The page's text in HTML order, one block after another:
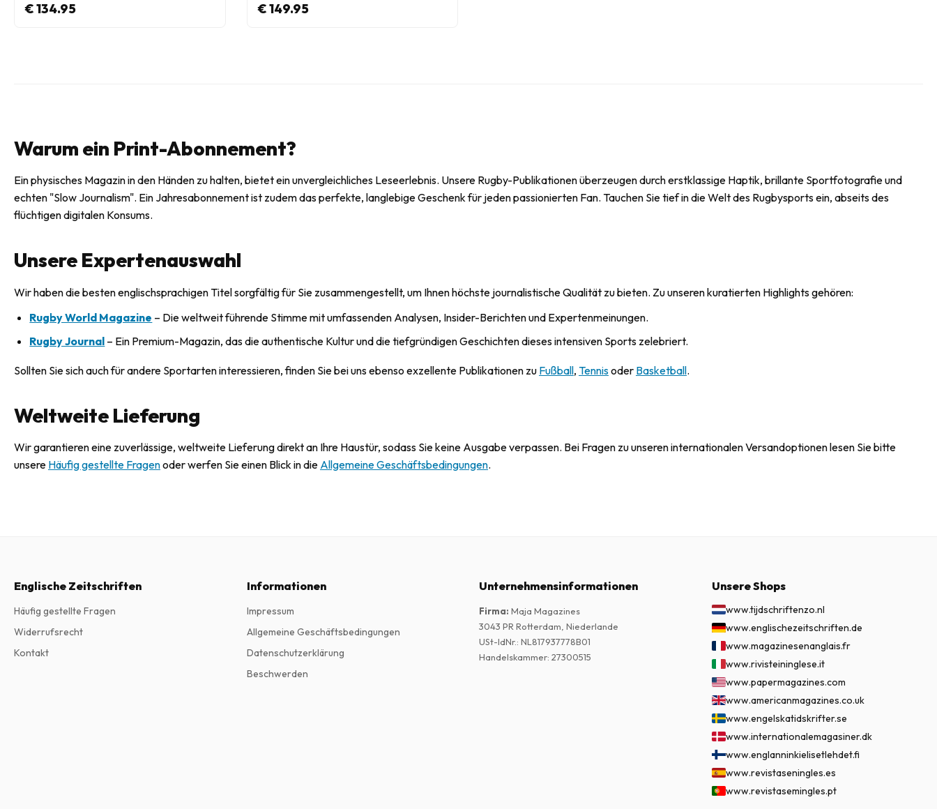
€ 134.95 € 149.95
Warum ein Print-Abonnement?
Ein physisches Magazin in den Händen zu halten, bietet ein unvergleichliches Leseerlebnis. Unsere Rugby-Publikationen überzeugen durch erstklassige Haptik, brillante Sportfotografie und
echten "Slow Journalism". Ein Jahresabonnement ist zudem das perfekte, langlebige Geschenk für jeden passionierten Fan. Tauchen Sie tief in die Welt des Rugbysports ein, abseits des
flüchtigen digitalen Konsums.
Unsere Expertenauswahl
Wir haben die besten englischsprachigen Titel sorgfältig für Sie zusammengestellt, um Ihnen höchste journalistische Qualität zu bieten. Zu unseren kuratierten Highlights gehören:
Rugby World Magazine – Die weltweit führende Stimme mit umfassenden Analysen, Insider-Berichten und Expertenmeinungen.
Rugby Journal – Ein Premium-Magazin, das die authentische Kultur und die tiefgründigen Geschichten dieses intensiven Sports zelebriert.
Sollten Sie sich auch für andere Sportarten interessieren, finden Sie bei uns ebenso exzellente Publikationen zu Fußball, Tennisoder Basketball.
Weltweite Lieferung
Wir garantieren eine zuverlässige, weltweite Lieferung direkt an Ihre Haustür, sodass Sie keine Ausgabe verpassen. Bei Fragen zu unseren internationalen Versandoptionen lesen Sie bitte
unsere Häufig gestellte Fragenoder werfen Sie einen Blick in die Allgemeine Geschäftsbedingungen.
Englische Zeitschriften
Häufig gestellte Fragen
Widerrufsrecht
Kontakt
Informationen
Impressum
Allgemeine Geschäftsbedingungen
Datenschutzerklärung
Beschwerden
Unternehmensinformationen
Firma: Maja Magazines
3043 PR Rotterdam, Niederlande
USt-IdNr.: NL817937778B01
Handelskammer: 27300515
Unsere Shops
www.tijdschriftenzo.nl
www.englischezeitschriften.de
www.magazinesenanglais.fr
www.rivisteininglese.it
www.papermagazines.com
www.americanmagazines.co.uk
www.engelskatidskrifter.se
www.internationalemagasiner.dk
www.englanninkielisetlehdet.fi
www.revistaseningles.es
www.revistasemingles.pt